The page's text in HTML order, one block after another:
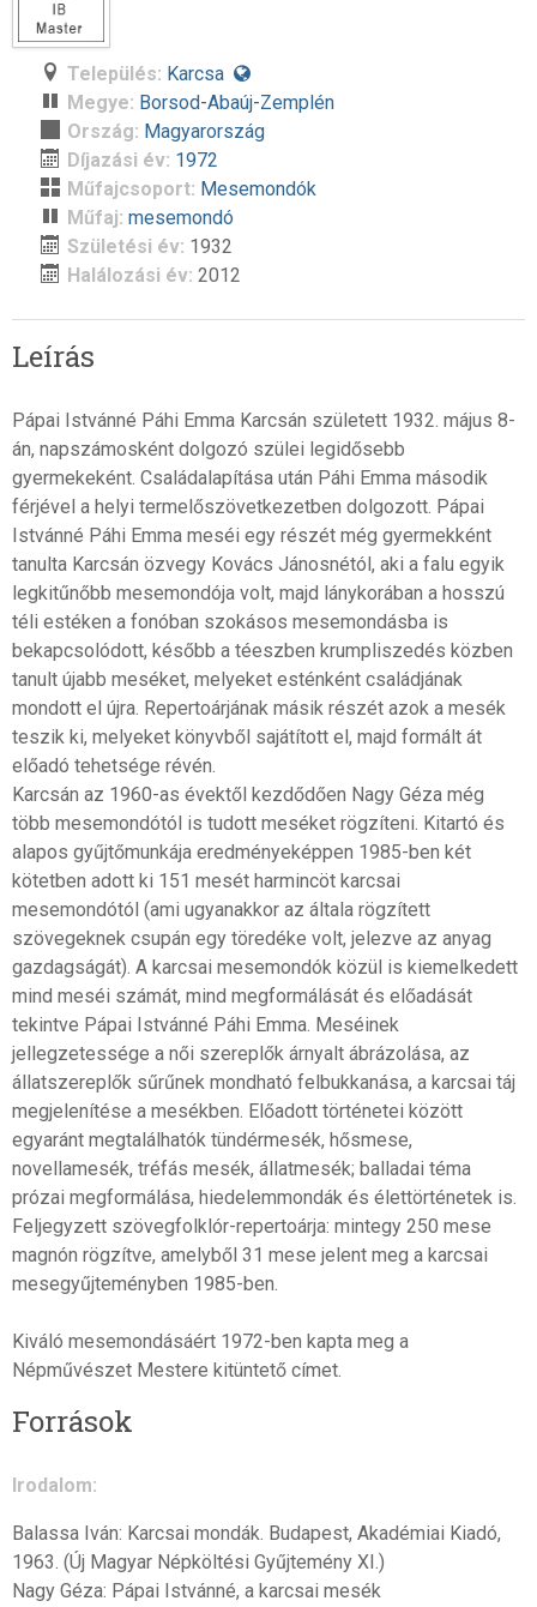
Település: Karcsa
Megye: Borsod-Abaúj-Zemplén
Ország: Magyarország
Díjazási év: 1972
Műfajcsoport: Mesemondók
Műfaj: mesemondó
Születési év: 1932
Halálozási év: 2012
Leírás
Pápai Istvánné Páhi Emma Karcsán született 1932. május 8-
án, napszámosként dolgozó szülei legidősebb
gyermekeként. Családalapítása után Páhi Emma második
férjével a helyi termelőszövetkezetben dolgozott. Pápai
Istvánné Páhi Emma meséi egy részét még gyermekként
tanulta Karcsán özvegy Kovács Jánosnétól, aki a falu egyik
legkitűnőbb mesemondója volt, majd lánykorában a hosszú
téli estéken a fonóban szokásos mesemondásba is
bekapcsolódott, később a téeszben krumpliszedés közben
tanult újabb meséket, melyeket esténként családjának
mondott el újra. Repertoárjának másik részét azok a mesék
teszik ki, melyeket könyvből sajátított el, majd formált át
előadó tehetsége révén.
Karcsán az 1960-as évektől kezdődően Nagy Géza még
több mesemondótól is tudott meséket rögzíteni. Kitartó és
alapos gyűjtőmunkája eredményeképpen 1985-ben két
kötetben adott ki 151 mesét harmincöt karcsai
mesemondótól (ami ugyanakkor az általa rögzített
szövegeknek csupán egy töredéke volt, jelezve az anyag
gazdagságát). A karcsai mesemondók közül is kiemelkedett
mind meséi számát, mind megformálását és előadását
tekintve Pápai Istvánné Páhi Emma. Meséinek
jellegzetessége a női szereplők árnyalt ábrázolása, az
állatszereplők sűrűnek mondható felbukkanása, a karcsai táj
megjelenítése a mesékben. Előadott történetei között
egyaránt megtalálhatók tündérmesék, hősmese,
novellamesék, tréfás mesék, állatmesék; balladai téma
prózai megformálása, hiedelemmondák és élettörténetek is.
Feljegyzett szövegfolklór-repertoárja: mintegy 250 mese
magnón rögzítve, amelyből 31 mese jelent meg a karcsai
mesegyűjteményben 1985-ben.
Kiváló mesemondásáért 1972-ben kapta meg a
Népművészet Mestere kitüntető címet.
Források
Irodalom:
Balassa Iván: Karcsai mondák. Budapest, Akadémiai Kiadó,
1963. (Új Magyar Népköltési Gyűjtemény XI.)
Nagy Géza: Pápai Istvánné, a karcsai mesék